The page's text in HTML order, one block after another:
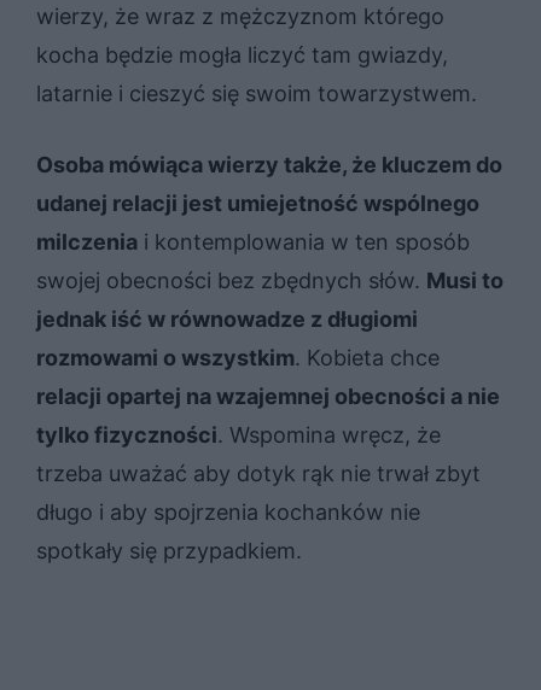
wierzy, że wraz z mężczyznom którego
kocha będzie mogła liczyć tam gwiazdy,
latarnie i cieszyć się swoim towarzystwem.
Osoba mówiąca wierzy także, że kluczem do
udanej relacji jest umiejetność wspólnego
milczenia i kontemplowania w ten sposób
swojej obecności bez zbędnych słów. Musi to
jednak iść w równowadze z długiomi
rozmowami o wszystkim. Kobieta chce
relacji opartej na wzajemnej obecności a nie
tylko fizyczności. Wspomina wręcz, że
trzeba uważać aby dotyk rąk nie trwał zbyt
długo i aby spojrzenia kochanków nie
spotkały się przypadkiem.